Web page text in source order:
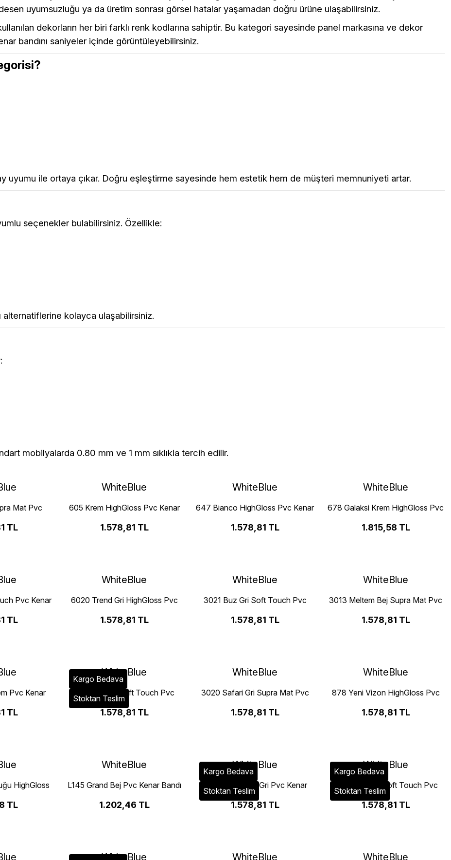
desen uyumsuzluğu ya da üretim sonrası görsel hatalar yaşamadan doğru ürüne ulaşabilirsiniz.
dekorların her biri farklı renk kodlarına sahiptir. Bu kategori sayesinde panel markasına ve dekor
bandını saniyeler içinde görüntüleyebilirsiniz.
ile ortaya çıkar. Doğru eşleştirme sayesinde hem estetik hem de müşteri memnuniyeti artar.
seçenekler bulabilirsiniz. Özellikle:
kolayca ulaşabilirsiniz.
mobilyalarda 0.80 mm ve 1 mm sıklıkla tercih edilir.
Mat Pvc
TL
WhiteBlue
605 Krem HighGloss Pvc Kenar
1.578,81 TL
WhiteBlue
647 Bianco HighGloss Pvc Kenar
1.578,81 TL
WhiteBlue
678 Galaksi Krem HighGloss Pvc
1.815,58 TL
Pvc Kenar
TL
WhiteBlue
6020 Trend Gri HighGloss Pvc
1.578,81 TL
WhiteBlue
3021 Buz Gri Soft Touch Pvc
1.578,81 TL
WhiteBlue
3013 Meltem Bej Supra Mat Pvc
1.578,81 TL
Pvc Kenar
TL
Kargo Bedava
Stoktan Teslim
WhiteBlue
729 Yeni Gri Soft Touch Pvc
Kenar Bandı
1.578,81 TL
WhiteBlue
3020 Safari Gri Supra Mat Pvc
1.578,81 TL
WhiteBlue
878 Yeni Vizon HighGloss Pvc
1.578,81 TL
HighGloss
TL
WhiteBlue
L145 Grand Bej Pvc Kenar Bandı
1.202,46 TL
Kargo Bedava
Stoktan Teslim
WhiteBlue
3017 Zamansız Gri Pvc Kenar
Bandı
1.578,81 TL
Kargo Bedava
Stoktan Teslim
WhiteBlue
728 Kaya Gri Soft Touch Pvc
Kenar Bandı
1.578,81 TL
WhiteBlue WhiteBlue WhiteBlue